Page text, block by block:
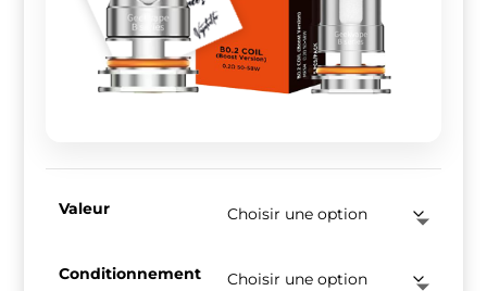
Valeur
Conditionnement